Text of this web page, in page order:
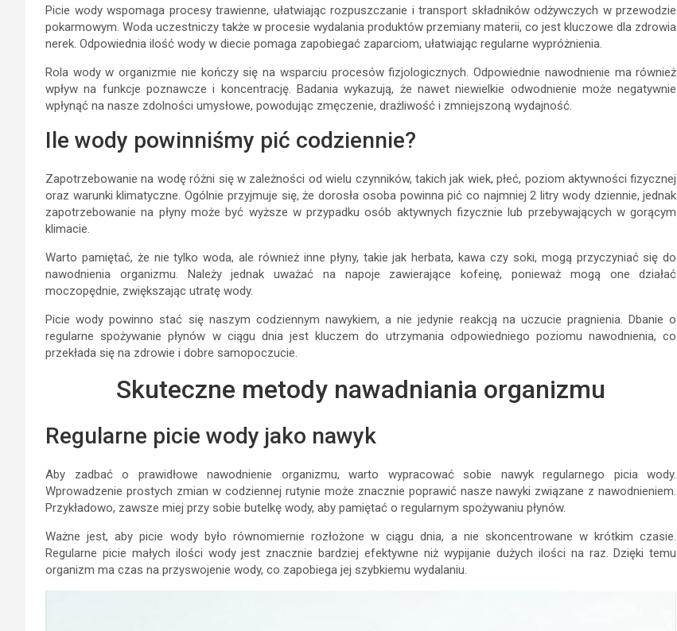
Picie wody wspomaga procesy trawienne, ułatwiając rozpuszczanie i transport składników odżywczych w przewodzie
pokarmowym. Woda uczestniczy także w procesie wydalania produktów przemiany materii, co jest kluczowe dla zdrowia
nerek. Odpowiednia ilość wody w diecie pomaga zapobiegać zaparciom, ułatwiając regularne wypróżnienia.
Rola wody w organizmie nie kończy się na wsparciu procesów fizjologicznych. Odpowiednie nawodnienie ma również
wpływ na funkcje poznawcze i koncentrację. Badania wykazują, że nawet niewielkie odwodnienie może negatywnie
wpłynąć na nasze zdolności umysłowe, powodując zmęczenie, drażliwość i zmniejszoną wydajność.
Ile wody powinniśmy pić codziennie?
Zapotrzebowanie na wodę różni się w zależności od wielu czynników, takich jak wiek, płeć, poziom aktywności fizycznej
oraz warunki klimatyczne. Ogólnie przyjmuje się, że dorosła osoba powinna pić co najmniej 2 litry wody dziennie, jednak
zapotrzebowanie na płyny może być wyższe w przypadku osób aktywnych fizycznie lub przebywających w gorącym
klimacie.
Warto pamiętać, że nie tylko woda, ale również inne płyny, takie jak herbata, kawa czy soki, mogą przyczyniać się do
nawodnienia organizmu. Należy jednak uważać na napoje zawierające kofeinę, ponieważ mogą one działać
moczopędnie, zwiększając utratę wody.
Picie wody powinno stać się naszym codziennym nawykiem, a nie jedynie reakcją na uczucie pragnienia. Dbanie o
regularne spożywanie płynów w ciągu dnia jest kluczem do utrzymania odpowiedniego poziomu nawodnienia, co
przekłada się na zdrowie i dobre samopoczucie.
Skuteczne metody nawadniania organizmu
Regularne picie wody jako nawyk
Aby zadbać o prawidłowe nawodnienie organizmu, warto wypracować sobie nawyk regularnego picia wody.
Wprowadzenie prostych zmian w codziennej rutynie może znacznie poprawić nasze nawyki związane z nawodnieniem.
Przykładowo, zawsze miej przy sobie butelkę wody, aby pamiętać o regularnym spożywaniu płynów.
Ważne jest, aby picie wody było równomiernie rozłożone w ciągu dnia, a nie skoncentrowane w krótkim czasie.
Regularne picie małych ilości wody jest znacznie bardziej efektywne niż wypijanie dużych ilości na raz. Dzięki temu
organizm ma czas na przyswojenie wody, co zapobiega jej szybkiemu wydalaniu.